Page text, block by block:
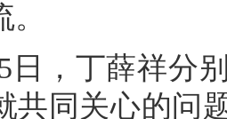
日，丁薛祥分
共同关心的问